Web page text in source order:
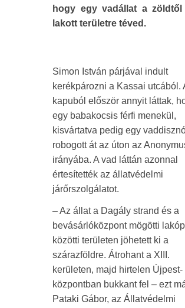
hogy egy vadállat a
lakott területre téved.
Simon István párjával indult
kerékpározni a Kassai utcából.
kapuból először annyit láttak,
egy babakocsis férfi menekül,
kisvártatva pedig egy
robogott át az úton az
irányába. A vad láttán azonnal
értesítették az állatvédelmi
járőrszolgálatot.
– Az állat a Dagály strand és a
bevásárlóközpont mögötti
közötti területen jöhetett ki a
szárazföldre. Átrohant a XIII.
kerületen, majd hirtelen Újpest-
központban bukkant fel – ezt
Pataki Gábor, az Állatvédelmi